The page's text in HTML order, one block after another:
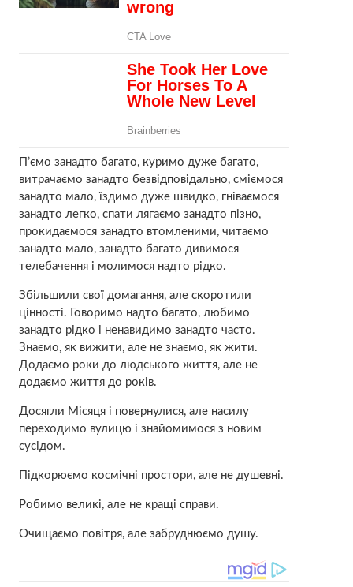
П’ємо занадто багато, куримо дуже багато,
витрачаємо занадто безвідповідально, сміємося
занадто мало, їздимо дуже швидко, гніваємося
занадто легко, спати лягаємо занадто пізно,
прокидаємося занадто втомленими, читаємо
занадто мало, занадто багато дивимося
телебачення і молимося надто рідко.
Збільшили свої домагання, але скоротили
цінності. Говоримо надто багато, любимо
занадто рідко і ненавидимо занадто часто.
Знаємо, як вижити, але не знаємо, як жити.
Додаємо роки до людського життя, але не
додаємо життя до років.
Досягли Місяця і повернулися, але насилу
переходимо вулицю і знайомимося з новим
сусідом.
Підкорюємо космічні простори, але не душевні.
Робимо великі, але не кращі справи.
Очищаємо повітря, але забруднюємо душу.